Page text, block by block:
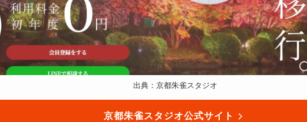
出典：京都朱雀スタジオ
京都朱雀スタジオ公式サイト